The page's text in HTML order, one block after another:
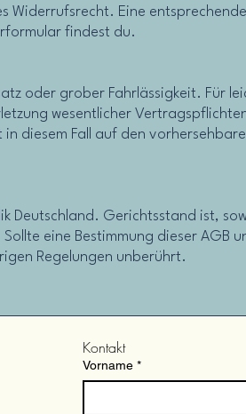
Widerrufsrecht. Eine entsprechende
findest du.
oder grober Fahrlässigkeit. Für
wesentlicher
diesem Fall auf den
Deutschland. Gerichtsstand ist,
eine Bestimmung dieser AGB
Regelungen unberührt.
Kontakt
Vorname *